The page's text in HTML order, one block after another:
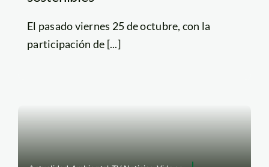
El pasado viernes 25 de octubre, con la
participación de [...]